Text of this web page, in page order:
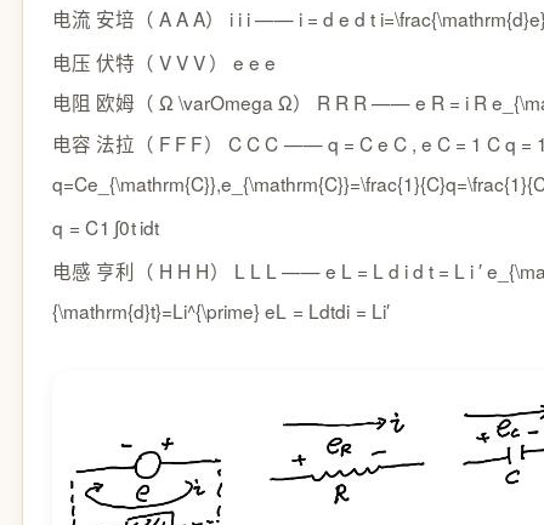
电流 安培（ A AA） i i i—— i = d e d t
电压 伏特（ V VV） e ee
电阻 欧姆（ Ω \varOmega Ω） R R R ——e R = i R
电容 法拉（ F F F） C CC ——q = C e C , e C = 1 C q =
q = C1 ∫0t idt
电感 亨利（ H H H） L L L——e L = L d i d t = L i ′
{\mathrm{d}t}=Li^{\prime} eL = Ldtdi = Li′